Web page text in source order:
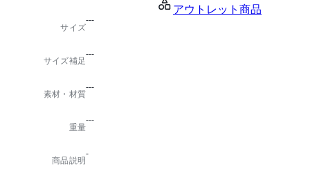
アウトレット商品
サイズ
---
サイズ補足
---
素材・材質
---
重量
---
商品説明
-